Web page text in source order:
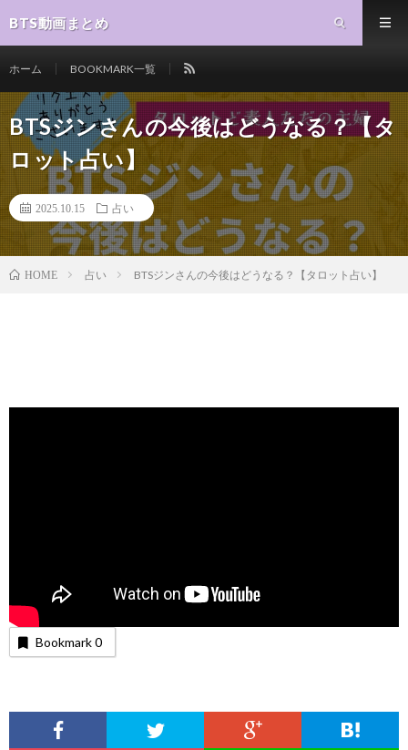
BTS動画まとめ
ホーム BOOKMARK一覧
BTSジンさんの今後はどうなる？【タ
ロット占い】
2025.10.15 占い
HOME 占い BTSジンさんの今後はどうなる？【タロット占い】
Bookmark0